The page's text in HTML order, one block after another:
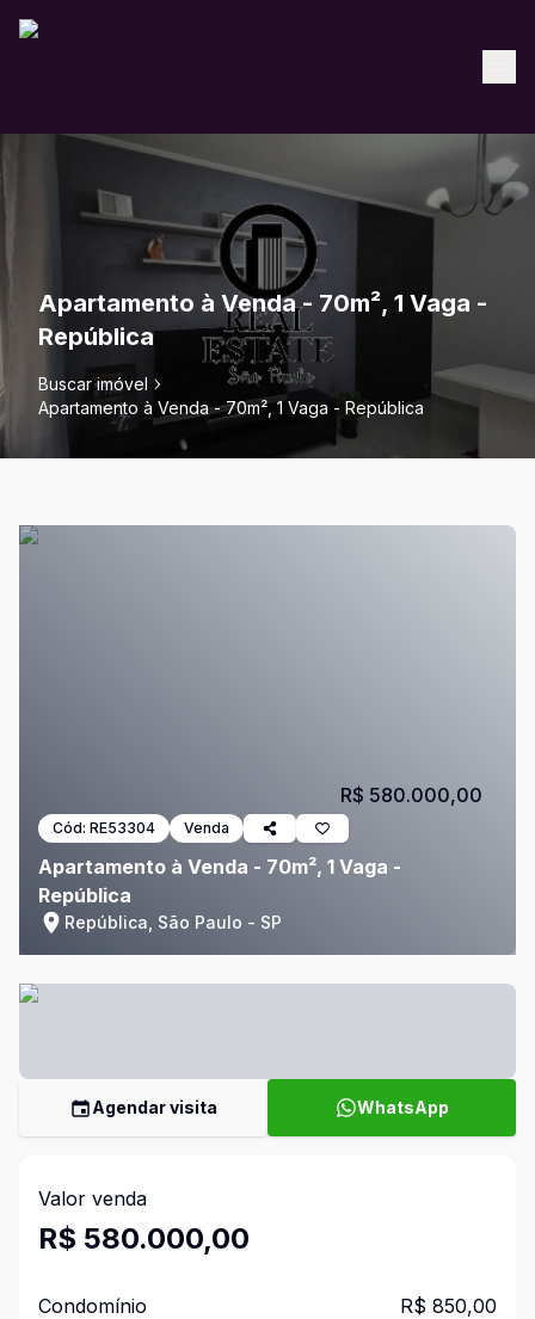
Apartamento à Venda - 70m², 1 Vaga -
República
Buscar imóvel
Apartamento à Venda - 70m², 1 Vaga - República
Cód: RE53304 Venda
Apartamento à Venda - 70m², 1 Vaga -
República
República, São Paulo - SP
R$ 580.000,00
Agendar visita WhatsApp
Valor venda
R$ 580.000,00
Condomínio R$ 850,00